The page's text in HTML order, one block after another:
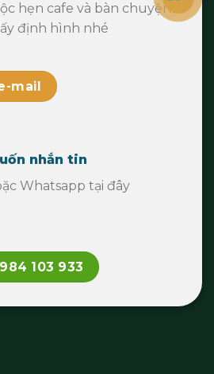
hẹn cafe và bàn chuyện
định hình nhé
mail
nhắn tin
Whatsapp tại đây
103 933